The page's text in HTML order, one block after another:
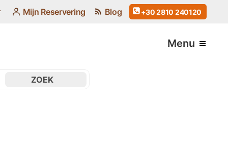
Mijn Reservering Blog +30 2810 240120
Menu